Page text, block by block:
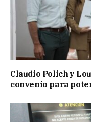
Claudio Polich y
convenio para